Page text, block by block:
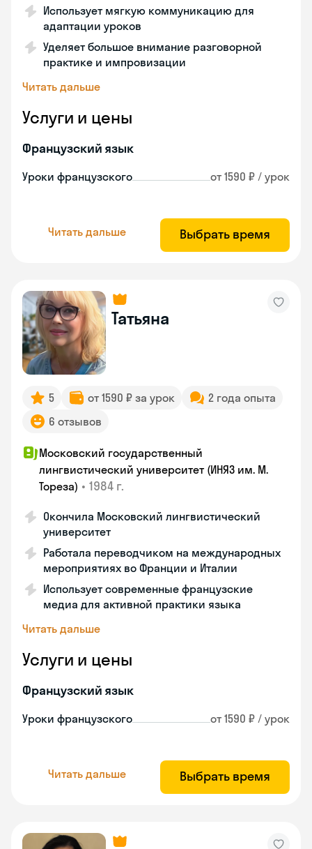
Использует мягкую коммуникацию для
адаптации уроков
Уделяет большое внимание разговорной
практике и импровизации
Читать дальше
Услуги и цены
Французский язык
Уроки французского от 1590 ₽ / урок
Читать дальше Выбрать время
Татьяна
5 от 1590 ₽ за урок
2 года опыта
6 отзывов
Московский государственный
лингвистический университет (ИНЯЗ им. М.
Тореза) • 1984 г.
Окончила Московский лингвистический
университет
Работала переводчиком на международных
мероприятиях во Франции и Италии
Использует современные французские
медиа для активной практики языка
Читать дальше
Услуги и цены
Французский язык
Уроки французского от 1590 ₽ / урок
Читать дальше Выбрать время